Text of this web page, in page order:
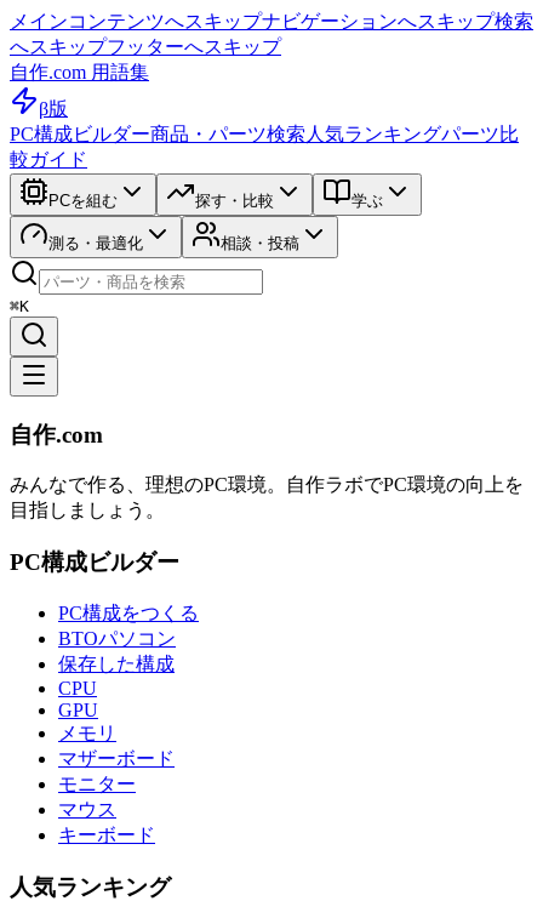
メインコンテンツへスキップナビゲーションへスキップ検索
へスキップフッターへスキップ
自作.com 用語集
β版
PC構成ビルダー商品・パーツ検索 人気ランキングパーツ比
較ガイド
PCを組む 探す・比較 学ぶ
測る・最適化 相談・投稿
⌘K
自作.com
みんなで作る、理想のPC環境。 自作ラボでPC環境の向上を
目指しましょう。
PC構成ビルダー
PC構成をつくる
BTOパソコン
保存した構成
CPU
GPU
メモリ
マザーボード
モニター
マウス
キーボード
人気ランキング